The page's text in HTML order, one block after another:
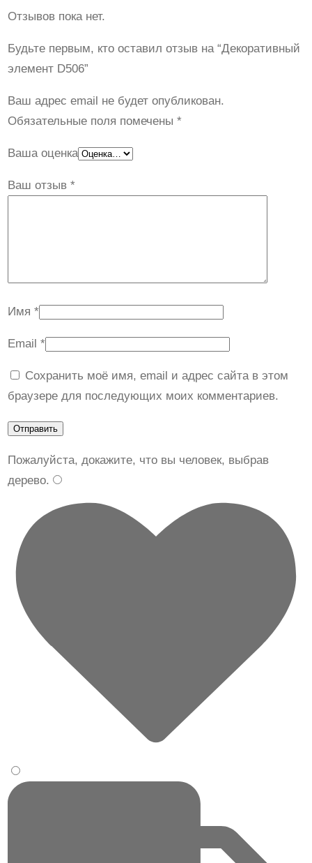
Отзывов пока нет.
Будьте первым, кто оставил отзыв на “Декоративный
элемент D506”
Ваш адрес email не будет опубликован.
Обязательные поля помечены *
Ваша оценка
Ваш отзыв *
Имя *
Email *
Сохранить моё имя, email и адрес сайта в этом
браузере для последующих моих комментариев.
Пожалуйста, докажите, что вы человек, выбрав
дерево.